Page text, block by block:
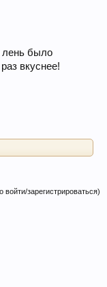
лень было
вкуснее!
зарегистрироваться)